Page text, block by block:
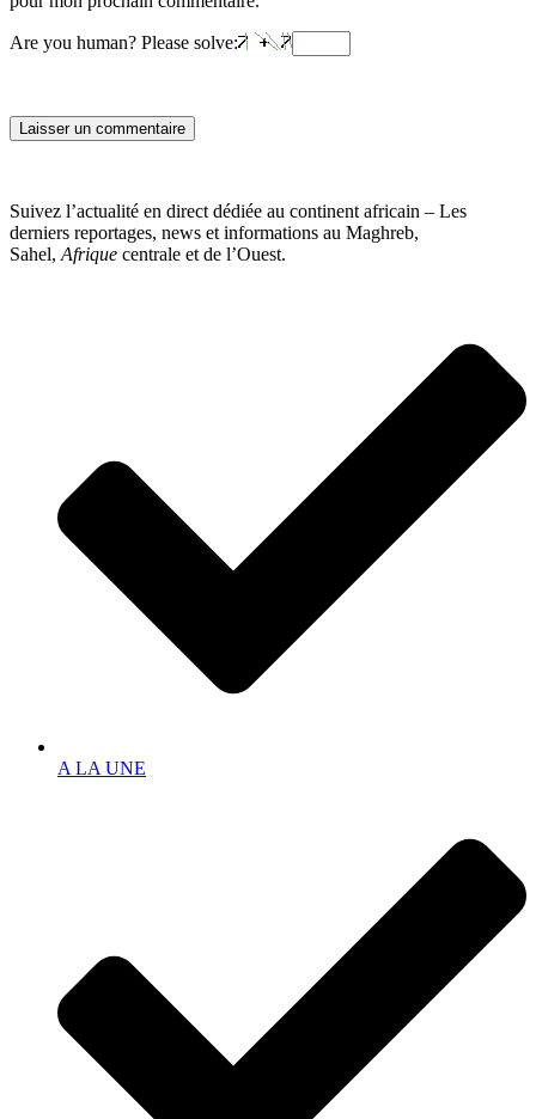
Are you human? Please solve:
Suivez l’actualité en direct dédiée au continent africain – Les
derniers reportages, news et informations au Maghreb,
Sahel, Afrique centrale et de l’Ouest.
A LA UNE